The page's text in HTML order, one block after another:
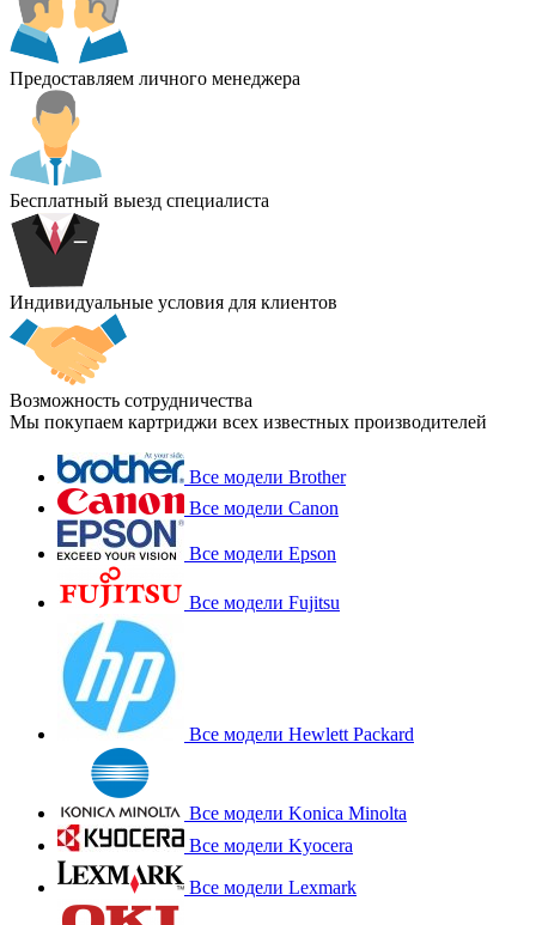
Предоставляем личного менеджера
Бесплатный выезд специалиста
Индивидуальные условия для клиентов
Возможность сотрудничества
Мы покупаем картриджи всех известных производителей
Все модели Brother
Все модели Canon
Все модели Epson
Все модели Fujitsu
Все модели Hewlett Packard
Все модели Konica Minolta
Все модели Kyocera
Все модели Lexmark